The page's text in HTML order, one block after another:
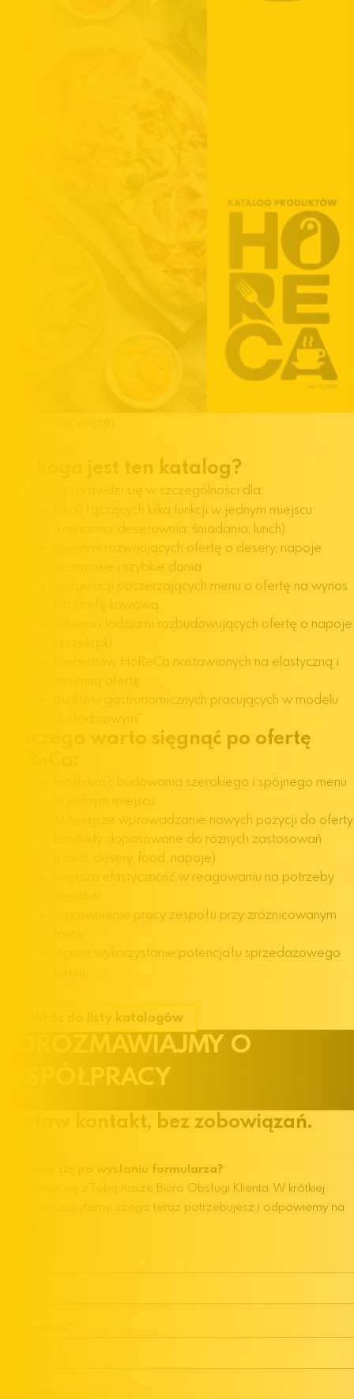
Dla kogo jest ten katalog?
Ten katalog sprawdzi się w szczególności dla:
lokali łączących kilka funkcji w jednym miejscu
(kawiarnia, deserownia, śniadania, lunch)
kawiarni rozwijających ofertę o desery, napoje
sezonowe i szybkie dania
restauracji poszerzających menu o ofertę na wynos
lub strefę kawową
cukierni i lodziarni rozbudowujących ofertę o napoje
konceptów HoReCa nastawionych na elastyczną i
zmienną ofertę
punktów gastronomicznych pracujących w modelu
„całodniowym”
Dlaczego warto sięgnąć po ofertę
możliwość budowania szerokiego i spójnego menu
w jednym miejscu
łatwiejsze wprowadzanie nowych pozycji do oferty
produkty dopasowane do różnych zastosowań
(kawa, desery, food, napoje)
większa elastyczność w reagowaniu na potrzeby
usprawnienie pracy zespołu przy zróżnicowanym
lepsze wykorzystanie potencjału sprzedażowego
Wróć do listy katalogów
POROZMAWIAJMY O
WSPÓŁPRACY
Zostaw kontakt, bez zobowiązań.
Co stanie się po wysłaniu formularza?
Skontaktuje się z Tobą nasze Biuro Obsługi Klienta. W krótkiej
rozmowie zapytamy, czego teraz potrzebujesz i odpowiemy na